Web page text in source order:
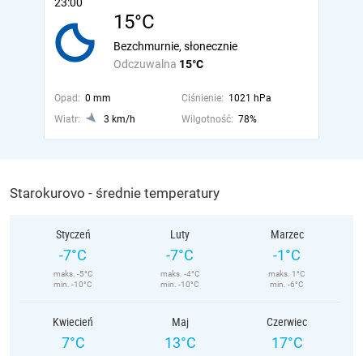
15°C
Odczuwalna 15°C
Bezchmurnie, słonecznie
Opad: 0 mm Ciśnienie: 1021 hPa
Wiatr:
3 km/h Wilgotność: 78%
Starokurovo - średnie temperatury
Styczeń
-7°C
maks. -5°C
min. -10°C
Luty
-7°C
maks. -4°C
min. -10°C
Marzec
-1°C
maks. 1°C
min. -6°C
Kwiecień
7°C
Maj
13°C
Czerwiec
17°C